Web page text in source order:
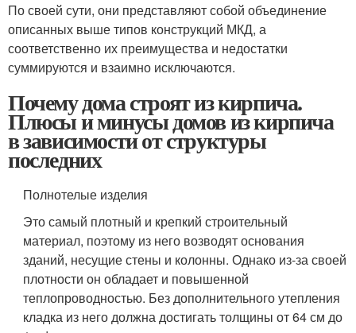
По своей сути, они представляют собой объединение
описанных выше типов конструкций МКД, а
соответственно их преимущества и недостатки
суммируются и взаимно исключаются.
Почему дома строят из кирпича.
Плюсы и минусы домов из кирпича
в зависимости от структуры
последних
Полнотелые изделия
Это самый плотный и крепкий строительный
материал, поэтому из него возводят основания
зданий, несущие стены и колонны. Однако из-за своей
плотности он обладает и повышенной
теплопроводностью. Без дополнительного утепления
кладка из него должна достигать толщины от 64 см до